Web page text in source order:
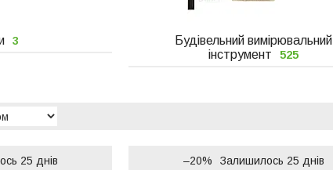
3
Будівельний вимірювальний
інструмент
525
25 днів –20% Залишилось 25 днів